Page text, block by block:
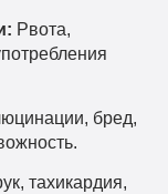
Рвота,
бред,
тахикардия,